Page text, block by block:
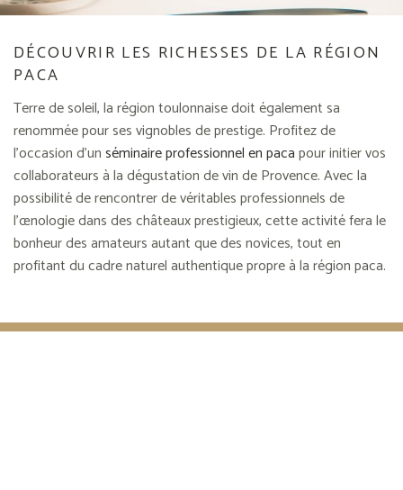
DÉCOUVRIR LES RICHESSES DE LA RÉGION
PACA
Terre de soleil, la région toulonnaise doit également sa
renommée pour ses vignobles de prestige. Profitez de
l’occasion d’unséminaire professionnel en pacapour initier vos
collaborateurs à la dégustation de vin de Provence. Avec la
possibilité de rencontrer de véritables professionnels de
l’œnologie dans des châteaux prestigieux, cette activité fera le
bonheur des amateurs autant que des novices, tout en
profitant du cadre naturel authentique propre à la région paca.